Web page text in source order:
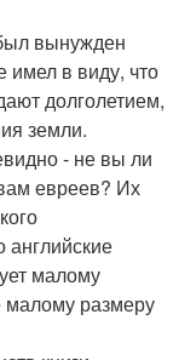
вынужден
имел в виду, что
долголетием,
земли.
- не вы ли
евреев? Их
английские
малому
малому размеру